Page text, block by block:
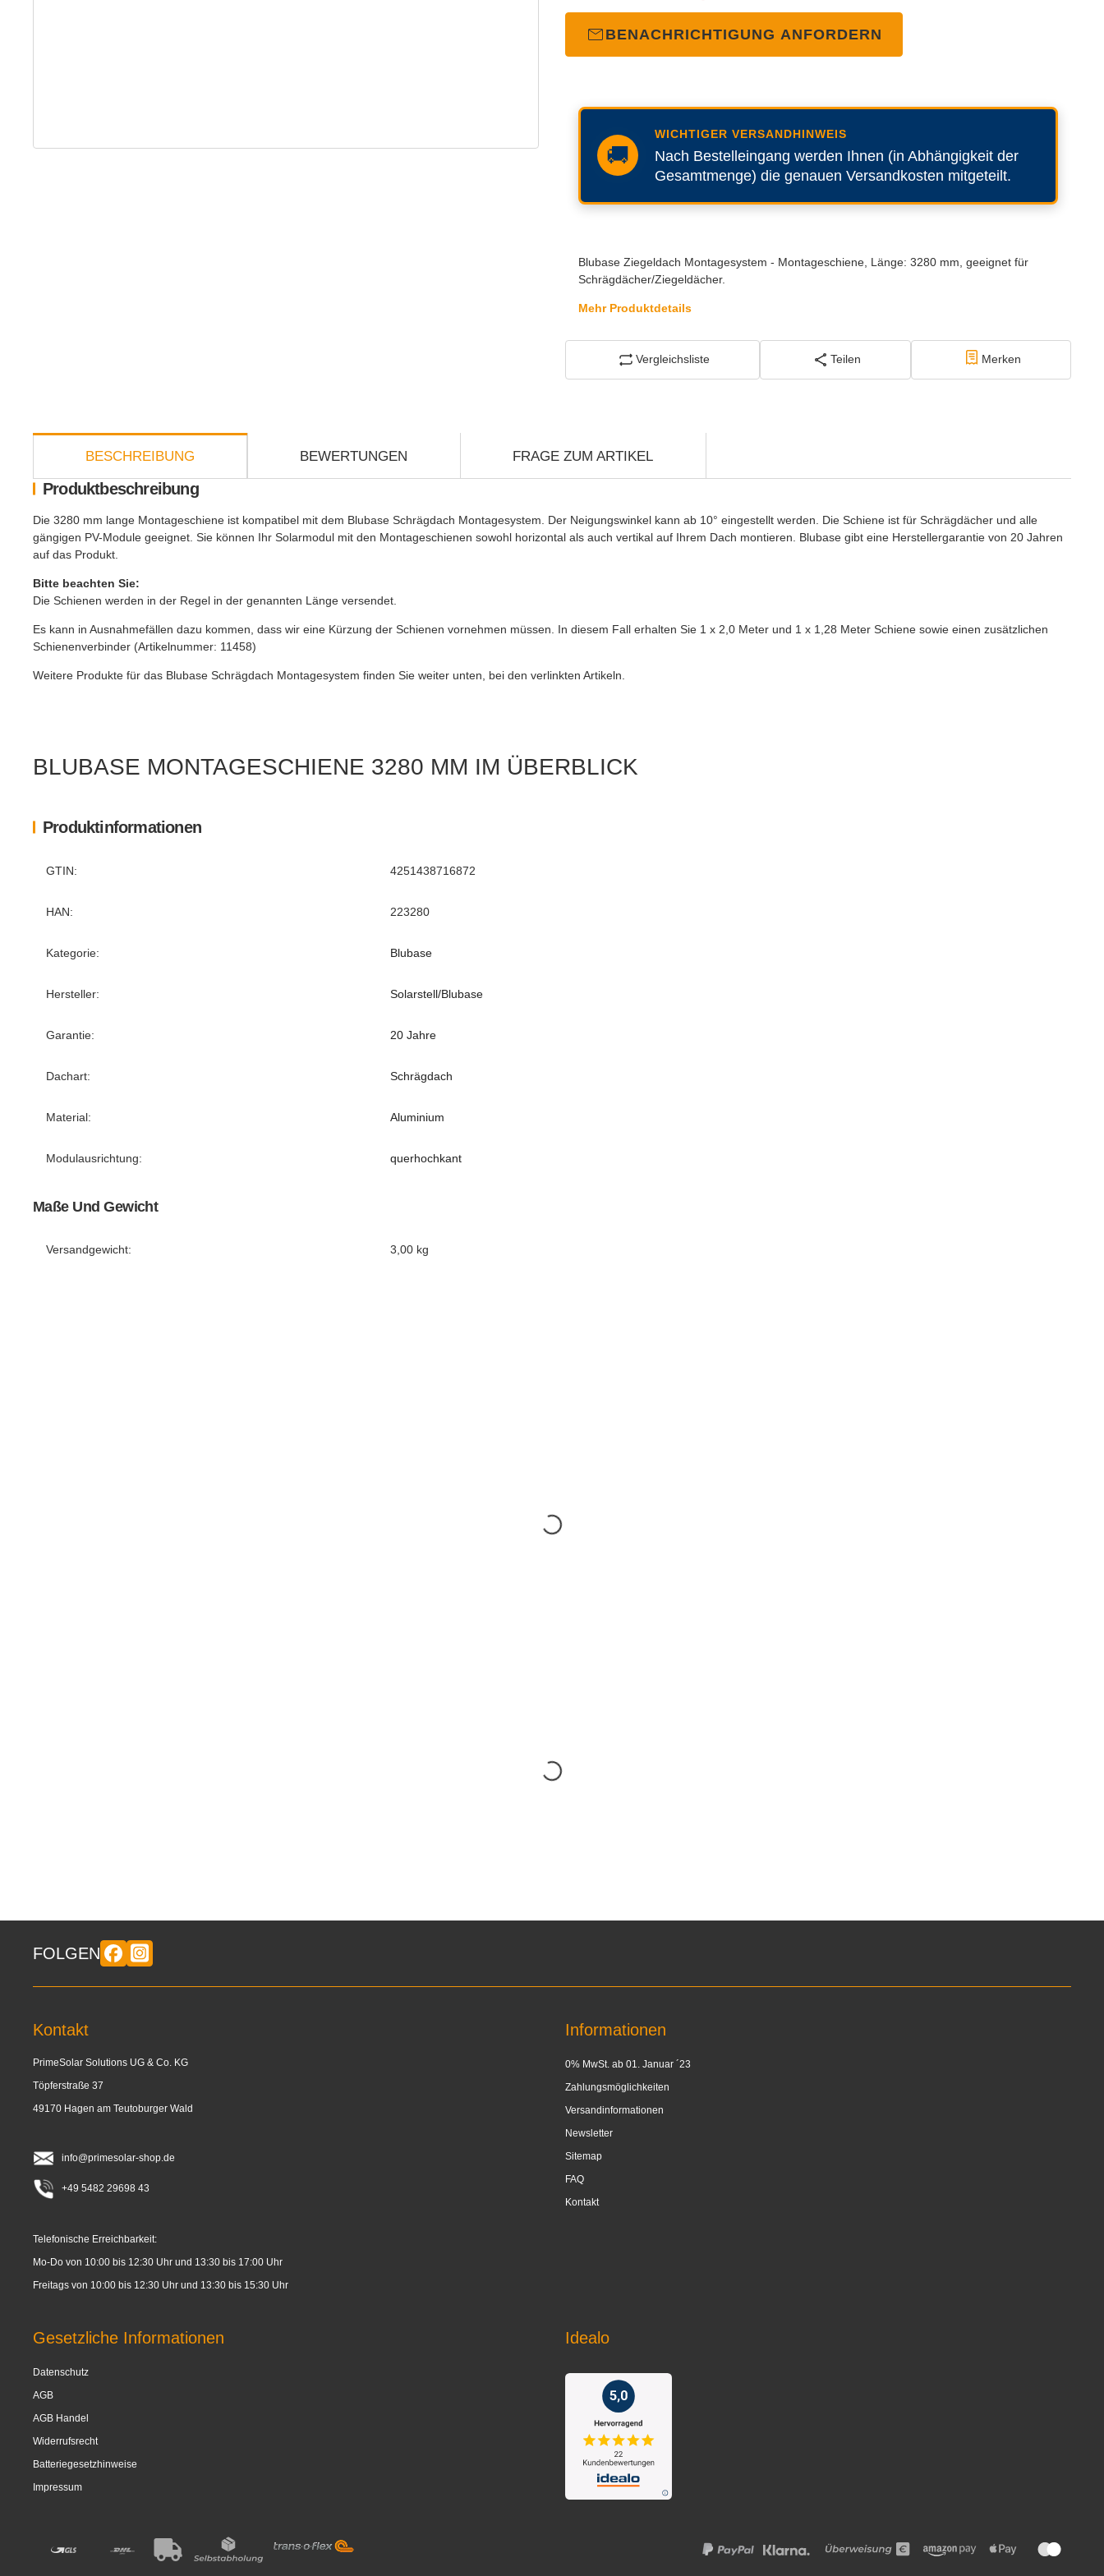
BENACHRICHTIGUNG ANFORDERN
🚚
WICHTIGER VERSANDHINWEIS
Nach Bestelleingang werden Ihnen (in Abhängigkeit der
Gesamtmenge) die genauen Versandkosten mitgeteilt.
Blubase Ziegeldach Montagesystem - Montageschiene, Länge: 3280 mm, geeignet für
Schrägdächer/Ziegeldächer.
Mehr Produktdetails
Vergleichsliste Teilen Merken
BESCHREIBUNG BEWERTUNGEN FRAGE ZUM ARTIKEL
Produktinformationen
Produkteigenschaft
Wert
GTIN: 4251438716872
HAN: 223280
Kategorie: Blubase
Hersteller: Solarstell/Blubase
Garantie: 20 Jahre
Dachart: Schrägdach
Material: Aluminium
Modulausrichtung: querhochkant
Maße Und Gewicht
Versandgewicht: 3,00 kg
Produktbeschreibung
Die 3280 mm lange Montageschiene ist kompatibel mit dem Blubase Schrägdach Montagesystem. Der Neigungswinkel kann ab 10° eingestellt werden. Die Schiene ist für Schrägdächer und alle
gängigen PV-Module geeignet. Sie können Ihr Solarmodul mit den Montageschienen sowohl horizontal als auch vertikal auf Ihrem Dach montieren. Blubase gibt eine Herstellergarantie von 20 Jahren
auf das Produkt.
Bitte beachten Sie:
Die Schienen werden in der Regel in der genannten Länge versendet.
Es kann in Ausnahmefällen dazu kommen, dass wir eine Kürzung der Schienen vornehmen müssen. In diesem Fall erhalten Sie 1 x 2,0 Meter und 1 x 1,28 Meter Schiene sowie einen zusätzlichen
Schienenverbinder (Artikelnummer: 11458)
Weitere Produkte für das Blubase Schrägdach Montagesystem finden Sie weiter unten, bei den verlinkten Artikeln.
BLUBASE MONTAGESCHIENE 3280 MM IM ÜBERBLICK
FOLGEN
Kontakt
PrimeSolar Solutions UG & Co. KG
Töpferstraße 37
49170 Hagen am Teutoburger Wald
info@primesolar-shop.de
+49 5482 29698 43
Telefonische Erreichbarkeit:
Mo-Do von 10:00 bis 12:30 Uhr und 13:30 bis 17:00 Uhr
Freitags von 10:00 bis 12:30 Uhr und 13:30 bis 15:30 Uhr
Informationen
0% MwSt. ab 01. Januar ´23
Zahlungsmöglichkeiten
Versandinformationen
Newsletter
Sitemap
FAQ
Kontakt
Gesetzliche Informationen
Datenschutz
AGB
AGB Handel
Widerrufsrecht
Batteriegesetzhinweise
Impressum
Idealo